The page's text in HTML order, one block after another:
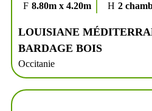
8.80m x 4.20m 2
LOUISIANE
BARDAGE BOIS
Occitanie